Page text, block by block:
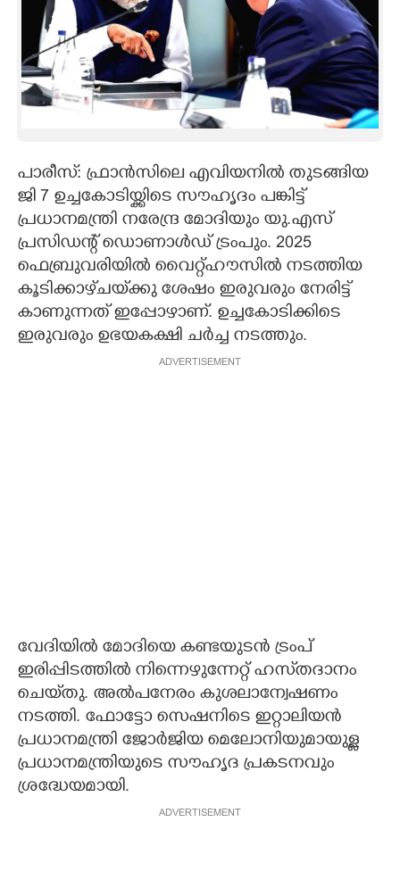
INFO+
ART
CARTOONS
LITERATURE
ZOOM
CONTACT US
പാരീസ്: ഫ്രാൻസിലെ എവിയനിൽ തുടങ്ങിയ
ജി 7 ഉച്ചകോടിയ്ക്കിടെ സൗഹൃദം പങ്കിട്ട്
പ്രധാനമന്ത്രി നരേന്ദ്ര മോദിയും യു.എസ്
പ്രസിഡന്റ് ഡൊണാൾഡ് ട്രംപും. 2025
ഫെബ്രുവരിയിൽ വൈറ്റ്ഹൗസിൽ നടത്തിയ
കൂടിക്കാഴ്‌ചയ്‌ക്കു ശേഷം ഇരുവരും നേരിട്ട്
കാണുന്നത് ഇപ്പോഴാണ്. ഉച്ചകോടിക്കിടെ
ഇരുവരും ഉഭയകക്ഷി ചർച്ച നടത്തും.
ADVERTISEMENT
വേദിയിൽ മോദിയെ കണ്ടയുടൻ ട്രംപ്
ഇരിപ്പിടത്തിൽ നിന്നെഴുന്നേറ്റ് ഹസ്‌തദാനം
ചെയ്‌തു. അൽപനേരം കുശലാന്വേഷണം
നടത്തി. ഫോട്ടോ സെഷനിടെ ഇറ്റാലിയൻ
പ്രധാനമന്ത്രി ജോർജിയ മെലോനിയുമായുള്ള
പ്രധാനമന്ത്രിയുടെ സൗഹൃദ പ്രകടനവും
ശ്രദ്ധേയമായി.
ADVERTISEMENT